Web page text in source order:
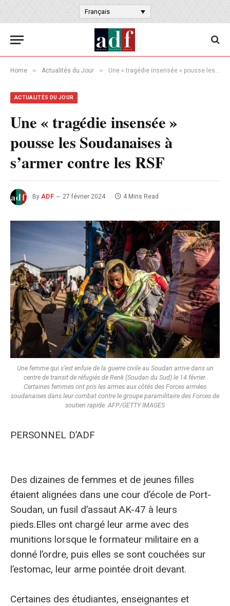
Français
Home » Actualités du Jour » Une « tragédie insensée » pousse les Soudanaises à s’armer contre les RSF
ACTUALITÉS DU JOUR
Une « tragédie insensée »
pousse les Soudanaises à
s’armer contre les RSF
By ADF 27 février 2024 4 Mins Read
Une femme qui s’est enfuie de la guerre civile au Soudan arrive dans un
centre de transit de réfugiés de Renk (Soudan du Sud) le 14 février.
Certaines femmes ont pris les armes aux côtés des Forces armées
soudanaises dans leur combat contre le groupe paramilitaire des Forces de
soutien rapide. AFP/GETTY IMAGES
PERSONNEL D’ADF
Des dizaines de femmes et de jeunes filles
étaient alignées dans une cour d’école de Port-
Soudan, un fusil d’assaut AK-47 à leurs
pieds.Elles ont chargé leur arme avec des
munitions lorsque le formateur militaire en a
donné l’ordre, puis elles se sont couchées sur
l’estomac, leur arme pointée droit devant.
Certaines des étudiantes, enseignantes et